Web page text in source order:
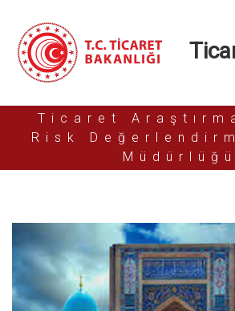
Ticaret
Risk
Müdürlüğü